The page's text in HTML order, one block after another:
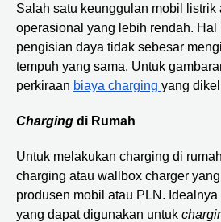
Salah satu keunggulan mobil listrik
operasional yang lebih rendah. Hal
pengisian daya tidak sebesar
tempuh yang sama. Untuk
perkiraan biaya charging yang
Charging di Rumah
Untuk melakukan charging di
charging atau wallbox charger
produsen mobil atau PLN.
yang dapat digunakan untuk